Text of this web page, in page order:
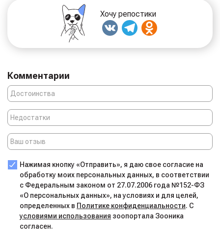
Хочу репостики
Комментарии
Нажимая кнопку «Отправить», я даю свое согласие на
обработку моих персональных данных, в соответствии
с Федеральным законом от 27.07.2006 года №152-ФЗ
«О персональных данных», на условиях и для целей,
определенных в Политике конфиденциальности. С
условиями использования зоопортала Зооника
согласен.